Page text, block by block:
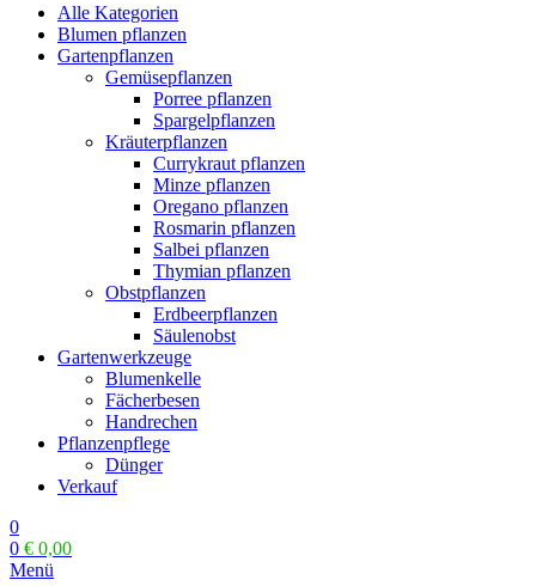
Alle Kategorien
Blumen pflanzen
Gartenpflanzen
Gemüsepflanzen
Porree pflanzen
Spargelpflanzen
Kräuterpflanzen
Currykraut pflanzen
Minze pflanzen
Oregano pflanzen
Rosmarin pflanzen
Salbei pflanzen
Thymian pflanzen
Obstpflanzen
Erdbeerpflanzen
Säulenobst
Gartenwerkzeuge
Blumenkelle
Fächerbesen
Handrechen
Pflanzenpflege
Dünger
Verkauf
0
0 € 0,00
Menü